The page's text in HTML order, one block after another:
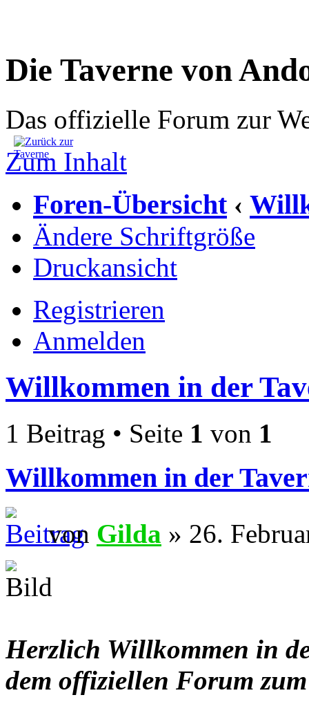
Die Taverne von
Das offizielle Forum zur
Zum Inhalt
Foren-Übersicht ‹
Ändere Schriftgröße
Druckansicht
Registrieren
Anmelden
Willkommen in der
1 Beitrag • Seite 1 von 1
Willkommen in der
von Gilda » 26.
Herzlich Willkommen in
dem offiziellen Forum